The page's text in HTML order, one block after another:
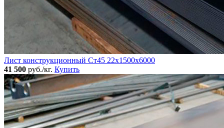
Лист конструкционный Ст45 22х1500х6000
41 500 руб./кг. Купить